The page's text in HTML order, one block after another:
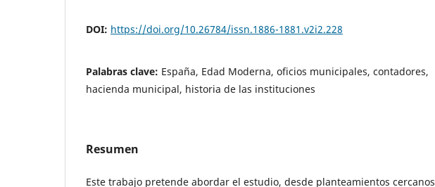
DOI: https://doi.org/10.26784/issn.1886-1881.v2i2.228
Palabras clave: España, Edad Moderna, oficios municipales, contadores,
hacienda municipal, historia de las instituciones
Resumen
Este trabajo pretende abordar el estudio, desde planteamientos cercanos